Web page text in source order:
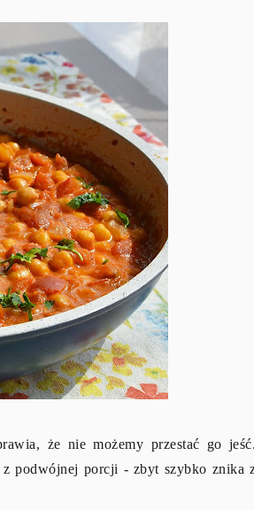
że nie możemy przestać go jeść.
podwójnej porcji - zbyt szybko znika